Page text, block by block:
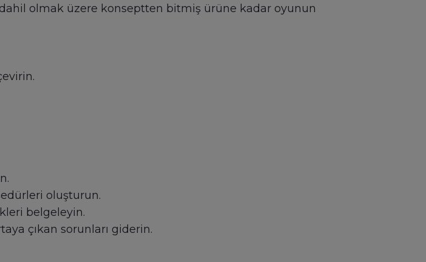
olmak üzere konseptten bitmiş ürüne kadar oyunun
oluşturun.
belgeleyin.
çıkan sorunları giderin.